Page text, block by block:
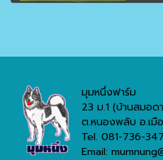
มุมหนึ่งฟาร์ม
23 ม.1 (บ้านสมอด
ต.หนองพลับ อ.เมื
Tel. 081-736-
Email: